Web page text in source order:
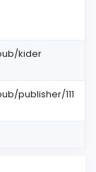
kider
publisher/111